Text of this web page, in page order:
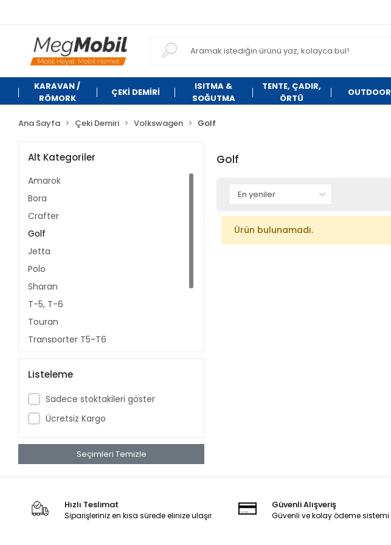
KARAVAN /
RÖMORK
ÇEKİ DEMİRİ
ISITMA &
SOĞUTMA
TENTE, ÇADIR,
ÖRTÜ
OUTDOOR
Ana Sayfa Çeki Demiri Volkswagen Golf
Alt Kategoriler
Amarok
Bora
Crafter
Golf
Jetta
Polo
Sharan
T-5, T-6
Touran
Transporter T5-T6
Volkswagen Passat
Volkswagen Tiguan
Volkswagen Touareg
Listeleme
Sadece stoktakileri göster
Ücretsiz Kargo
Seçimleri Temizle
Golf
Ürün bulunamadı.
Hızlı Teslimat
Siparişleriniz en kısa sürede elinize ulaşır.
Güvenli Alışveriş
Güvenli ve kolay ödeme sistemi